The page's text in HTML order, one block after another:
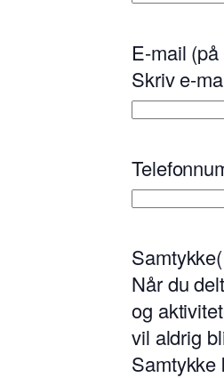
E-mail
Skriv e-
Samtykke
Når du
og
vil aldrig
Samtykke